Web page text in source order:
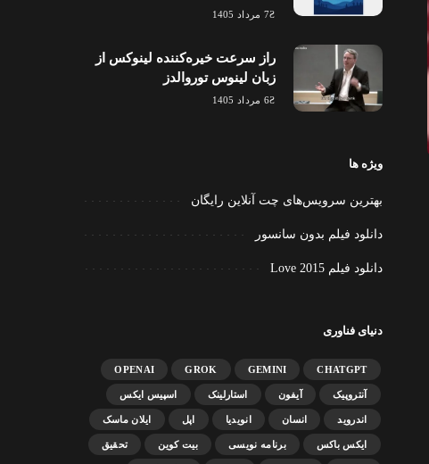
7 مرداد 1405
راز سرعت خیره‌کننده لینوکس از
زبان لینوس توروالدز
6 مرداد 1405
ویژه ها
بهترین سرویس‌های چت آنلاین رایگان
دانلود فیلم بدون سانسور
دانلود فیلم Love 2015
دنیای فناوری
CHATGPT
GEMINI
GROK
OPENAI
آنتروپیک آیفون استارلینک اسپیس ایکس
اندروید انسان انویدیا اپل ایلان ماسک
ایکس باکس برنامه نویسی بیت کوین تحقیق